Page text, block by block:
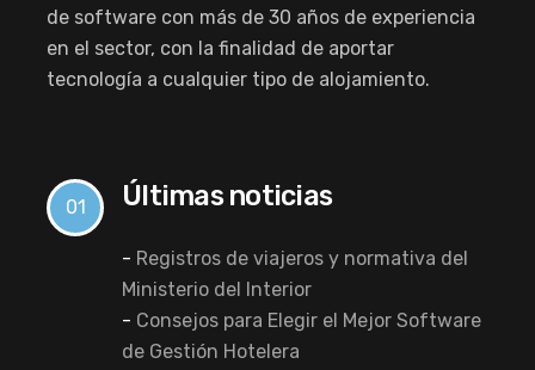
de software con más de 30 años de experiencia
en el sector, con la finalidad de aportar
tecnología a cualquier tipo de alojamiento.
01 Últimas noticias
- Registros de viajeros y normativa del
Ministerio del Interior
- Consejos para Elegir el Mejor Software
de Gestión Hotelera